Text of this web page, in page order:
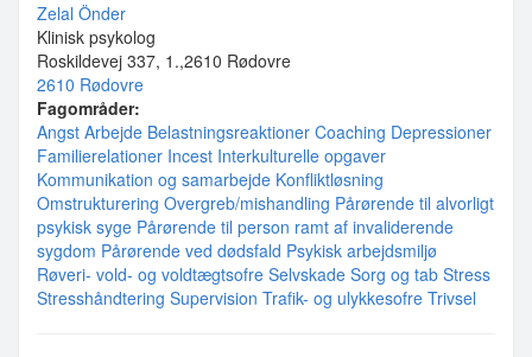
Zelal Önder
Klinisk psykolog
Roskildevej 337, 1.,2610 Rødovre
2610 Rødovre
Fagområder:
Angst Arbejde Belastningsreaktioner Coaching Depressioner
Familierelationer Incest Interkulturelle opgaver
Kommunikation og samarbejde Konfliktløsning
Omstrukturering Overgreb/mishandling Pårørende til alvorligt
psykisk syge Pårørende til person ramt af invaliderende
sygdom Pårørende ved dødsfald Psykisk arbejdsmiljø
Røveri- vold- og voldtægtsofre Selvskade Sorg og tab Stress
Stresshåndtering Supervision Trafik- og ulykkesofre Trivsel